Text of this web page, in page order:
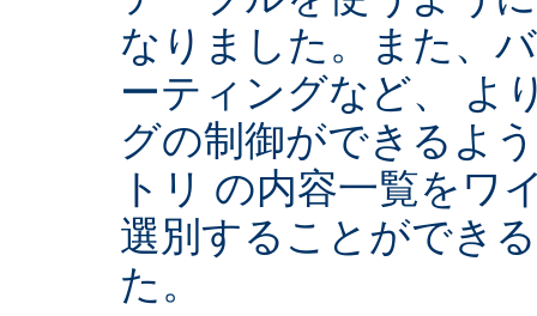
なりました。また、
ーティングなど、 よ
グの制御ができるよ
トリ の内容一覧をワ
選別することができ
た。